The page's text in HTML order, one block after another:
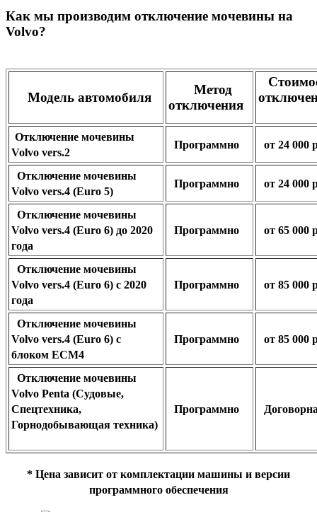
Как мы производим отключение мочевины на
Volvo?
Модель автомобиля
Метод
отключения
Отключение мочевины
Volvo vers.2
Программно от 24 000
Отключение мочевины
Volvo vers.4 (Euro 5)
Программно от 24 000
Отключение мочевины
Volvo vers.4 (Euro 6) до 2020
года
Программно от 65 000
Отключение мочевины
Volvo vers.4 (Euro 6) с 2020
года
Программно от 85 000
Отключение мочевины
Volvo vers.4 (Euro 6) с
блоком ECM4
Программно от 85 000
Отключение мочевины
Volvo Penta (Судовые,
Спецтехника,
Горнодобывающая техника)
Программно
* Цена зависит от комплектации машины и версии
программного обеспечения